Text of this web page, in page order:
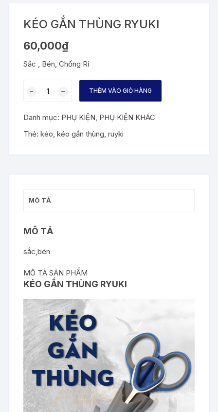
KÉO GẮN THÙNG RYUKI
60,000₫
Sắc , Bén, Chống Rỉ
RYUKI
số
THÊM VÀO GIỎ HÀNG
Danh mục: PHỤ KIỆN, PHỤ KIỆN KHÁC
Thẻ:kéo,kéo gắn thùng,ruyki
MÔ TẢ
MÔ TẢ
sắc,bén
MÔ TẢ SẢN PHẨM
KÉO GẮN THÙNG RYUKI